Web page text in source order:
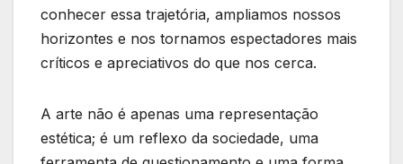
conhecer essa⁣ trajetória, ampliamos nossos
horizontes e nos tornamos‍ espectadores mais
críticos⁤ e apreciativos do que nos cerca.
A arte não é apenas uma representação
estética; é um reflexo da sociedade, uma